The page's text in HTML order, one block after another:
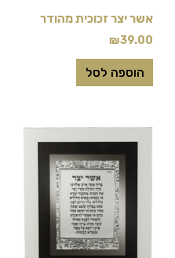
אשר יצר זכוכית מהודר
₪39.00
הוספה לסל